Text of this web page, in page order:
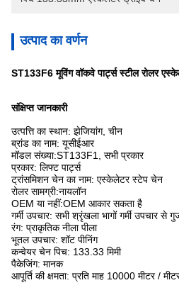
उत्पाद का वर्णन
ST133F6 मूविंग वॉकवे पार्ट्स स्टील रोलर
संक्षिप्त जानकारी
उत्पत्ति का स्थान: झेजियांग, चीन
ब्रांड का नाम: यूसीईआर
मॉडल संख्या:ST133F1, सभी प्रकार
प्रकार: लिफ्ट पार्ट्स
ट्रांसमिशन चेन का नाम: एस्केलेटर स्टेप चेन
रोलर सामग्री:नायलॉन
OEM या नहीं:OEM आकार सकता है
गर्मी उपचार: सभी श्रृंखला भागों गर्मी उपचार से
रंग: प्राकृतिक नीला पीला
भूतल उपचार: शॉट पीनिंग
कन्वेयर चेन पिच: 133.33 मिमी
पैकेजिंग: मानक
आपूर्ति की क्षमता: प्रति माह 10000 मीटर /